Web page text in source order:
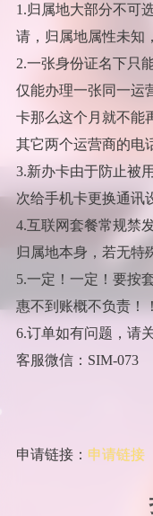
1.归属地大部分不可
请，归属地属性未知
2.一张身份证名下只
仅能办理一张同一运
卡那么这个月就不能
其它两个运营商的电
3.新办卡由于防止被
次给手机卡更换通讯
4.互联网套餐常规禁
归属地本身，若无特
5.一定！一定！要按
惠不到账概不负责！
6.订单如有问题，请
客服微信：SIM-073
申请链接： 申请链接